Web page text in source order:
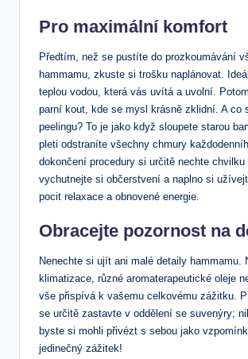
Pro ⁤maximální komfort
Předtím, než se⁣ pustíte do prozkoumávání
hammamu, zkuste si trošku naplánovat.
teplou vodou,‌ která vás uvítá a uvolní.
parní kout, ⁢kde se mysl krásně ⁤zklidní. A co
peelingu? To je jako když sloupete ​starou
pleti‍ odstraníte všechny chmury
dokončení procedury si ⁣určitě nechte chvilku
vychutnejte si občerstvení‍ a naplno si
pocit relaxace a⁤ obnovené energie.
Obracejte pozornost ⁢na
Nenechte‍ si ujít ani ⁤malé​ detaily hammamu.⁤
klimatizace, různé aromaterapeutické oleje
vše přispívá ​k vašemu celkovému zážitku.
se⁤ určitě zastavte ⁢v oddělení se suvenýry;
byste si mohli přivézt s ⁣sebou ‌jako
jedinečný zážitek!